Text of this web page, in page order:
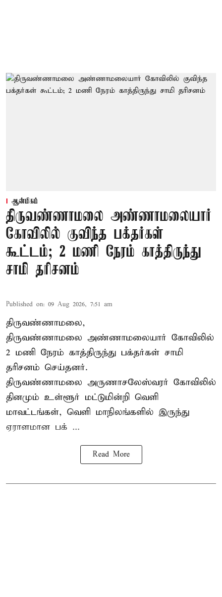
ஆன்மிகம்
திருவண்ணாமலை அண்ணாமலையார்
கோவிலில் குவிந்த பக்தர்கள்
கூட்டம்; 2 மணி நேரம் காத்திருந்து
சாமி தரிசனம்
Published on: 09 Aug 2026, 7:51 am
திருவண்ணாமலை,
திருவண்ணாமலை அண்ணாமலையார் கோவிலில்
2 மணி நேரம் காத்திருந்து பக்தர்கள் சாமி
தரிசனம் செய்தனர்.
திருவண்ணாமலை அருணாசலேஸ்வரர் கோவிலில்
தினமும் உள்ளூர் மட்டுமின்றி வெளி
மாவட்டங்கள், வெளி மாநிலங்களில் இருந்து
ஏராளமான பக் ...
Read More